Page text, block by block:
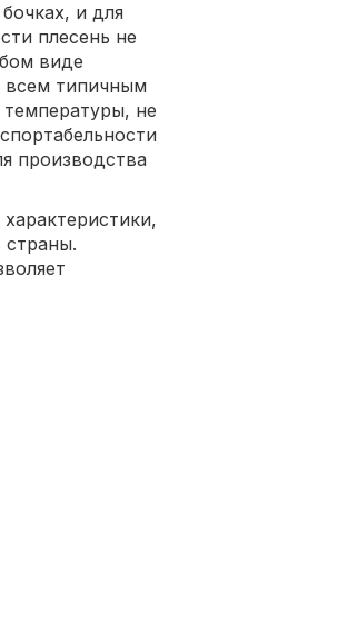
и для
плесень не
виде
всем типичным
не
производства